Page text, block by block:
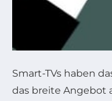
Smart-TVs haben
das breite Angebot